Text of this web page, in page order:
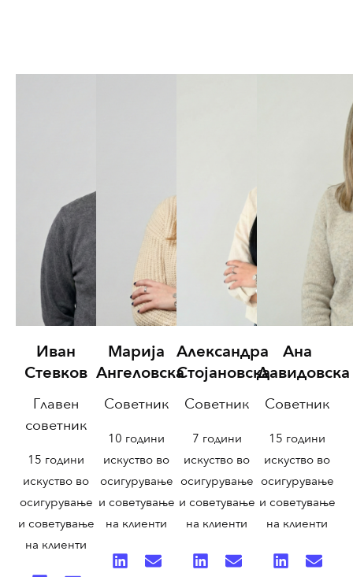
Иван
Стевков
Главен
советник
15 години
искуство во
осигурување
и советување
на клиенти
Марија
Ангеловска
Советник
10 години
искуство во
осигурување
и советување
на клиенти
Александра
Стојановска
Советник
7 години
искуство во
осигурување
и советување
на клиенти
Ана
Давидовска
Советник
15 години
искуство во
осигурување
и советување
на клиенти